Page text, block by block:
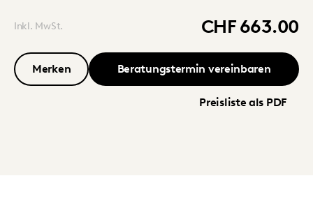
Inkl. MwSt. CHF 663.00
Beratungstermin vereinbaren
Merken
Preisliste als PDF